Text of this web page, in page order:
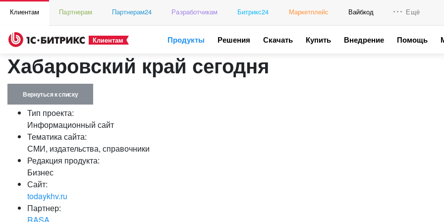
Клиентам Партнерам Партнерам24 Разработчикам Битрикс24 Маркетплейс Вайбкод Ещё
Клиентам Продукты Решения Скачать Купить Внедрение Помощь
Хабаровский край сегодня
Вернуться к списку
Тип проекта:
Информационный сайт
Тематика сайта:
СМИ, издательства, справочники
Редакция продукта:
Бизнес
Сайт:
todaykhv.ru
Партнер: